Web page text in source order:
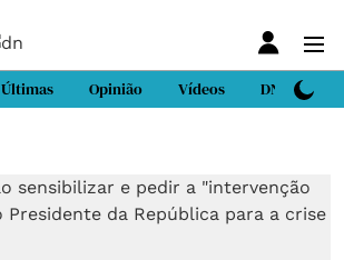
Últimas Opinião Vídeos DN Sport